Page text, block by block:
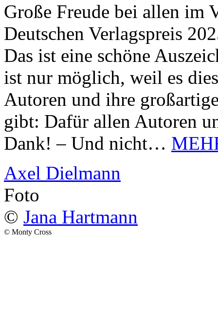
Große Freude bei allen im
Deutschen Verlagspreis
Das ist eine schöne
ist nur möglich, weil es
Autoren und ihre
gibt: Dafür allen Autoren
Dank! – Und nicht…
Axel Dielmann
Foto
© Jana Hartmann
© Monty Cross